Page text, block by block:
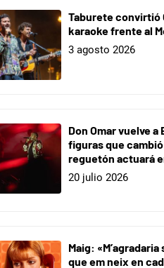
Taburete convirtió
karaoke frente al
3 agosto 2026
Don Omar vuelve
figuras que
reguetón actuará
20 julio 2026
Maig:
que em neix en